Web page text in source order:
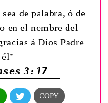
de palabra, ó de
en el nombre del
á Dios Padre
3:17